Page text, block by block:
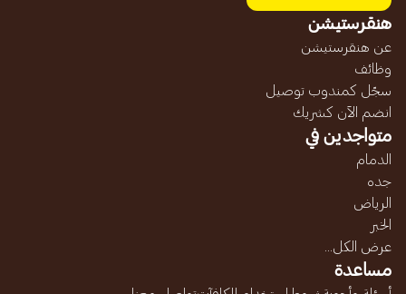
هنقرستيشن
عن هنقرستيشن
وظائف
سجّل كمندوب توصيل
انضم الآن كشريك
متواجدين في
الدمام
جده
الرياض
الخبر
عرض الكل...
مساعدة